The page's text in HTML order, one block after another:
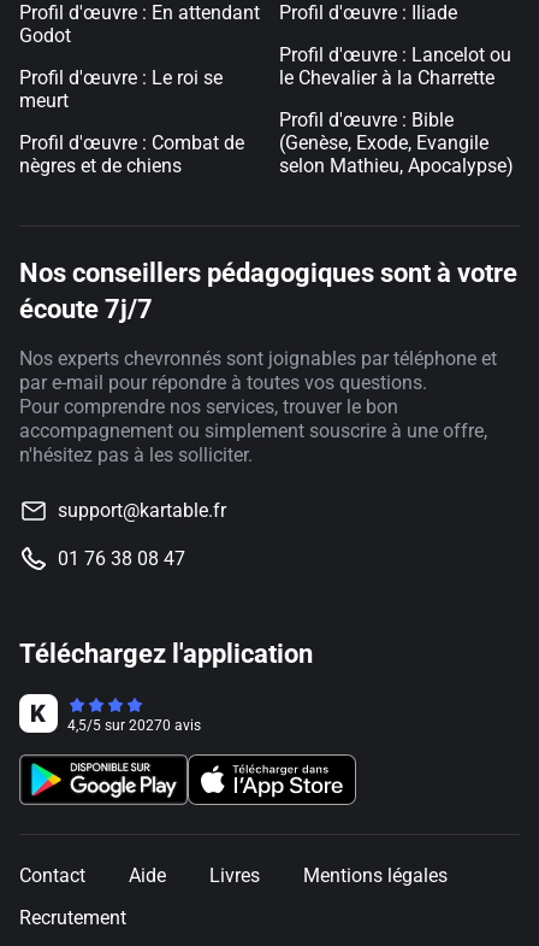
Profil d'œuvre : En attendant
Godot
Profil d'œuvre : Le roi se
meurt
Profil d'œuvre : Combat de
nègres et de chiens
Profil d'œuvre : Iliade
Profil d'œuvre : Lancelot ou
le Chevalier à la Charrette
Profil d'œuvre : Bible
(Genèse, Exode, Evangile
selon Mathieu, Apocalypse)
Nos conseillers pédagogiques sont à votre
écoute 7j/7
Nos experts chevronnés sont joignables par téléphone et
par e-mail pour répondre à toutes vos questions.
Pour comprendre nos services, trouver le bon
accompagnement ou simplement souscrire à une offre,
n'hésitez pas à les solliciter.
support@kartable.fr
01 76 38 08 47
Téléchargez l'application
4,5/5 sur 20270 avis
Contact Aide Livres
Mentions légales
Recrutement